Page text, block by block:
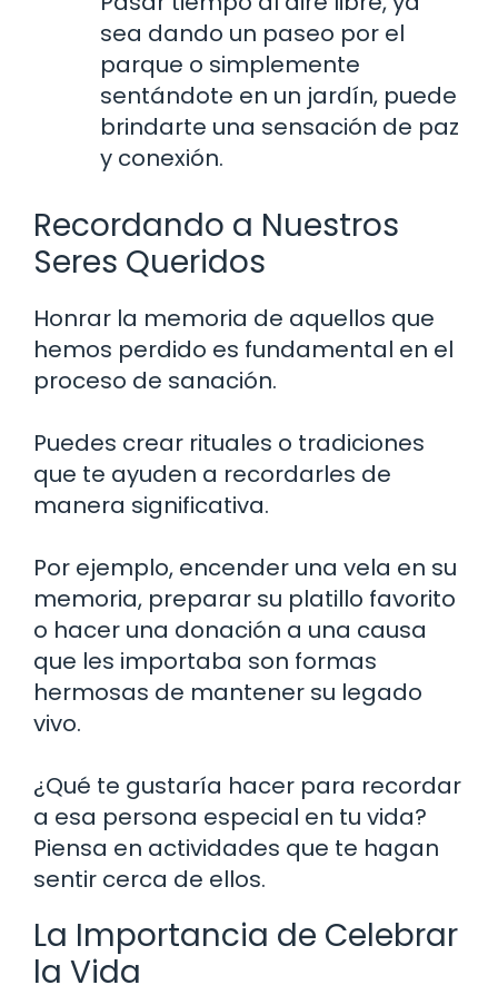
sea dando un paseo por el
parque o simplemente
sentándote en un jardín, puede
brindarte una sensación de paz
y conexión.
Recordando a Nuestros
Seres Queridos
Honrar la memoria de aquellos que
hemos perdido es fundamental en el
proceso de sanación.
Puedes crear rituales o tradiciones
que te ayuden a recordarles de
manera significativa.
Por ejemplo, encender una vela en su
memoria, preparar su platillo favorito
o hacer una donación a una causa
que les importaba son formas
hermosas de mantener su legado
vivo.
¿Qué te gustaría hacer para recordar
a esa persona especial en tu vida?
Piensa en actividades que te hagan
sentir cerca de ellos.
La Importancia de Celebrar
la Vida